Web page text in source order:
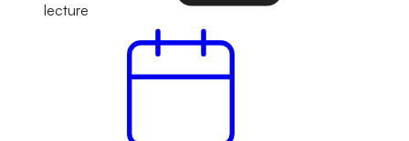
lecture